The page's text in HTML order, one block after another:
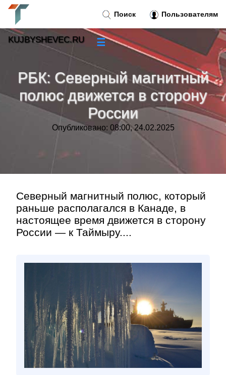
РБК: Северный магнитный
полюс движется в сторону
России
Опубликовано: 08:00, 24.02.2025
Северный магнитный полюс, который
раньше располагался в Канаде, в
настоящее время движется в сторону
России — к Таймыру....
Поиск Пользователям
KUJBYSHEVEC.RU ☰
Новости»
Тренды новостей»
Рубрики»
Контакт»